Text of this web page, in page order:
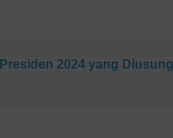
2024 yang